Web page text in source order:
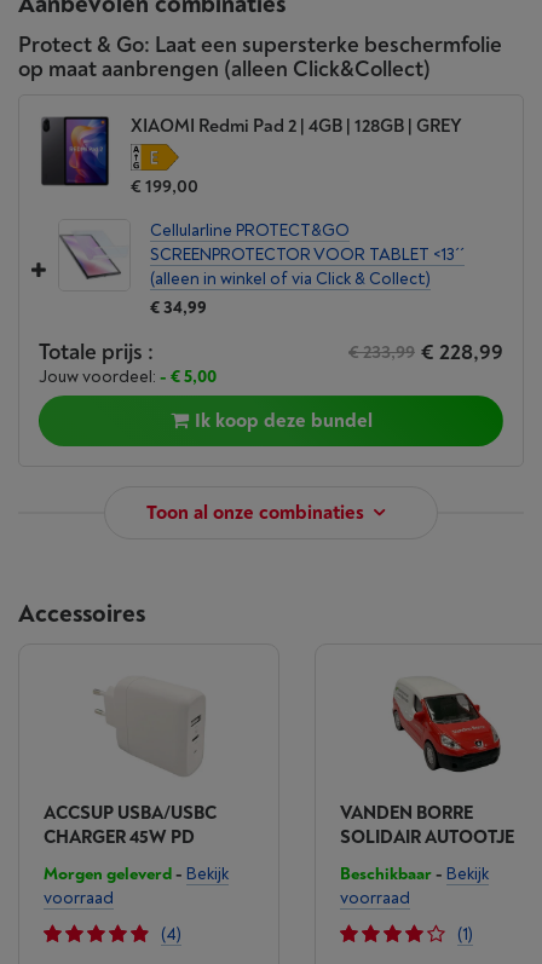
Protect & Go: Laat een supersterke beschermfolie
op maat aanbrengen (alleen Click&Collect)
XIAOMI Redmi Pad 2 | 4GB | 128GB | GREY
€ 199,00
Cellularline PROTECT&GO
SCREENPROTECTOR VOOR TABLET <13´´
(alleen in winkel of via Click & Collect)
€ 34,99
Totale prijs : € 233,99 € 228,99
Jouw voordeel: - € 5,00
Ik koop deze bundel
Toon al onze combinaties
Accessoires
ACCSUP USBA/USBC
CHARGER 45W PD
Morgen geleverd- Bekijk
voorraad
(4)
VANDEN BORRE
SOLIDAIR AUTOOTJE
Beschikbaar- Bekijk
voorraad
(1)